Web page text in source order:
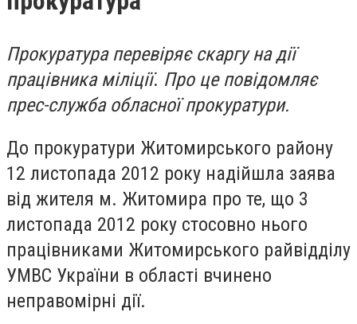
Прокуратура перевіряє скаргу на дії
працівника міліції. Про це повідомляє
прес-служба обласної прокуратури.
До прокуратури Житомирського району
12 листопада 2012 року надійшла заява
від жителя м. Житомира про те, що 3
листопада 2012 року стосовно нього
працівниками Житомирського райвідділу
УМВС України в області вчинено
неправомірні дії.